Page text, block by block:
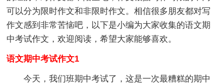
可以分为限时作文和非限时作文。相信很多朋友都对写
作文感到非常苦恼吧，以下是小编为大家收集的语文期
中考试作文，欢迎阅读，希望大家能够喜欢。
语文期中考试作文1
今天，我们班期中考试了，这是一次最糟糕的期中